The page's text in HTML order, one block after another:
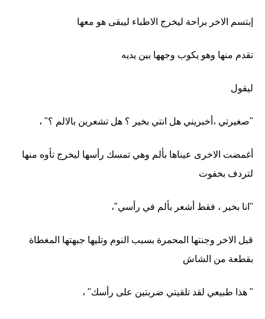
إبتسم الاخر براحة ليخرج الاطباء ليبقى هو معها
تقدم منها وهو يكوب وجهها بين يديه
ليقول
"صغيرتي ،أخبريني هل انتي بخير ؟ هل تشعرين بالالم ؟" ،
أغمضت الاخرى عيناها بألم وهي تمسك رأسها ليخرج تأوه منها
لتردف بخفوت
"انا بخير ، فقط أشعر بألم في رأسي"،
قبل الاخر وجنتها المحمرة بسبب النوم وتليها جبهتها المغطاة
بقطعة من الشاش
" هذا طبيعي لقد تلقيتي ضربتين على رأسك" ،